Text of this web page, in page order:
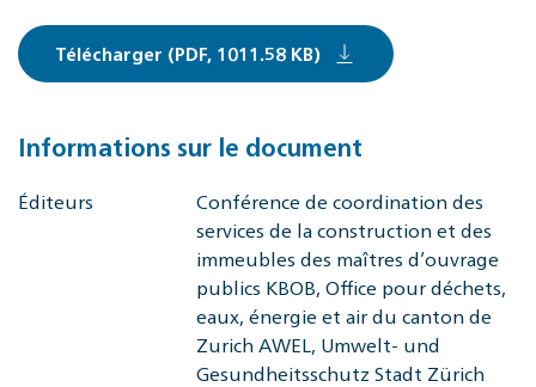
Télécharger (PDF, 1011.58 KB)
Informations sur le document
Éditeurs
Conférence de coordination des
services de la construction et des
immeubles des maîtres d’ouvrage
publics KBOB, Office pour déchets,
eaux, énergie et air du canton de
Zurich AWEL, Umwelt- und
Gesundheitsschutz Stadt Zürich